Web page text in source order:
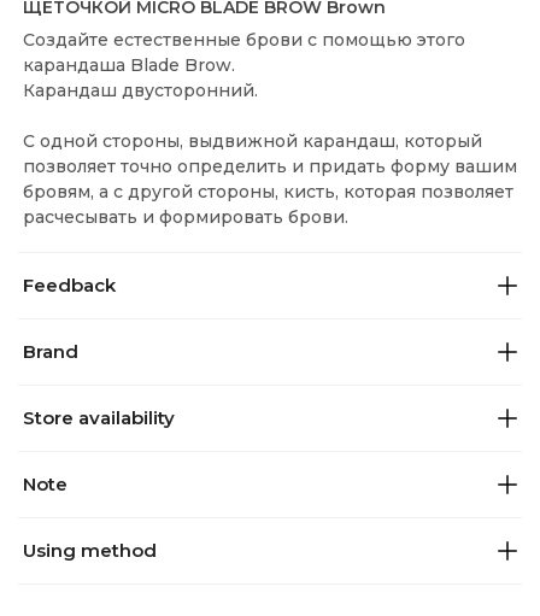
ЩЕТОЧКОЙ MICRO BLADE BROW Brown
Создайте естественные брови с помощью этого
карандаша Blade Brow.
Карандаш двусторонний.
С одной стороны, выдвижной карандаш, который
позволяет точно определить и придать форму вашим
бровям, а с другой стороны, кисть, которая позволяет
расчесывать и формировать брови.
Feedback
Brand
Store availability
Note
Using method